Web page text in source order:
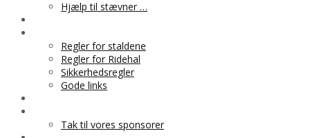
Hjælp til stævner …
Regler for staldene
Regler for Ridehal
Sikkerhedsregler
Gode links
Tak til vores sponsorer